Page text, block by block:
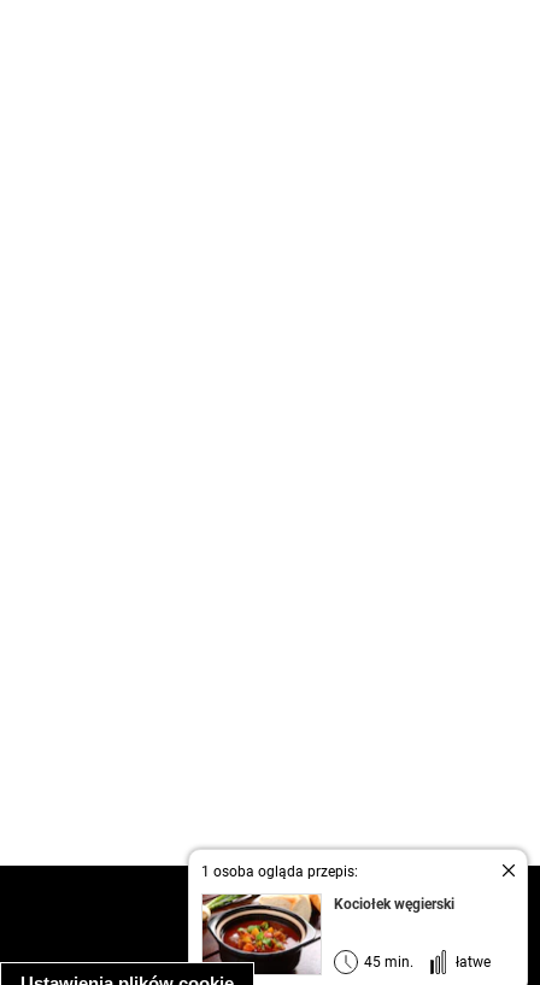
1 osoba ogląda przepis:
Kociołek węgierski
45 min. łatwe
kontakt
regulamin
informacja o prywatności